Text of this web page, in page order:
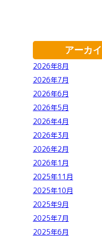
アーカ
2026年8月
2026年7月
2026年6月
2026年5月
2026年4月
2026年3月
2026年2月
2026年1月
2025年11月
2025年10月
2025年9月
2025年7月
2025年6月